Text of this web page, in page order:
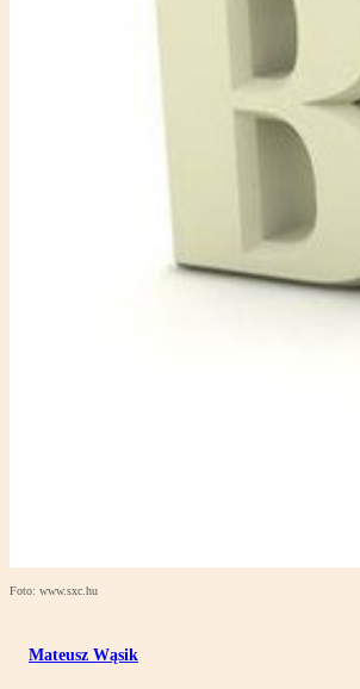
Foto: www.sxc.hu
Mateusz Wąsik